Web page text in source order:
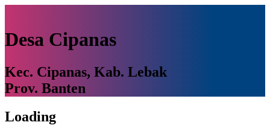
Desa Cipanas
Kec. Cipanas, Kab. Lebak
Prov. Banten
Loading